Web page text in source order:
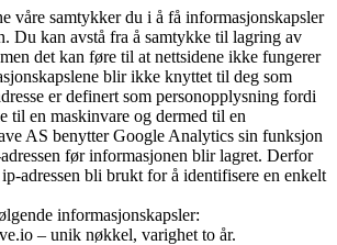
våre samtykker du i å få informasjonskapsler
Du kan avstå fra å samtykke til lagring av
det kan føre til at nettsidene ikke fungerer
blir ikke knyttet til deg som
er definert som personopplysning fordi
til en maskinvare og dermed til en
AS benytter Google Analytics sin funksjon
før informasjonen blir lagret. Derfor
adressen bli brukt for å identifisere en enkelt
informasjonskapsler:
– unik nøkkel, varighet to år.